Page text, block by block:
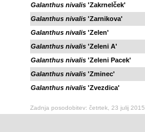
Galanthus nivalis 'Zakrnelček'
Galanthus nivalis 'Zarnikova'
Galanthus nivalis 'Zelen'
Galanthus nivalis 'Zeleni A'
Galanthus nivalis 'Zeleni Pacek'
Galanthus nivalis 'Zminec'
Galanthus nivalis 'Zvezdica'
Zadnja posodobitev: četrtek, 23 julij 2015